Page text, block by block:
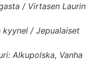
/ Virtasen Laurin
kyynel / Jepualaiset
Alkupolska, Vanha